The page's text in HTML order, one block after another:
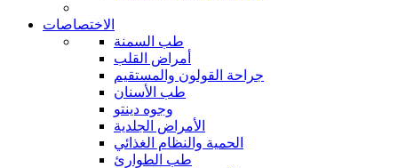
الاختصاصات
طب السمنة
أمراض القلب
جراحة القولون والمستقيم
طب الأسنان
وجوه دينتو
الأمراض الجلدية
الحمية والنظام الغذائي
طب الطوارئ